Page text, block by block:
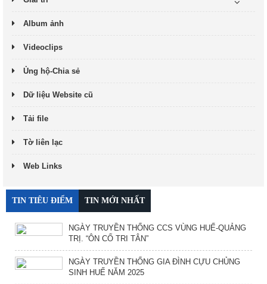
Album ảnh
Videoclips
Ủng hộ-Chia sẻ
Dữ liệu Website cũ
Tải file
Tờ liên lạc
Web Links
TIN TIÊU ĐIỂM TIN MỚI NHẤT
NGÀY TRUYỀN THỐNG CCS VÙNG HUẾ-QUẢNG
TRỊ. “ÔN CỐ TRI TÂN”
NGÀY TRUYỀN THỐNG GIA ĐÌNH CỰU CHỦNG
SINH HUẾ NĂM 2025